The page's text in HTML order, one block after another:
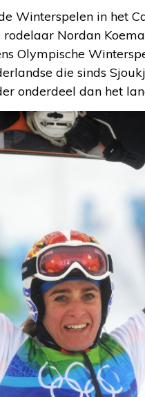
Winterspelen in het
rodelaar Nordan
Olympische
die sinds
onderdeel dan het